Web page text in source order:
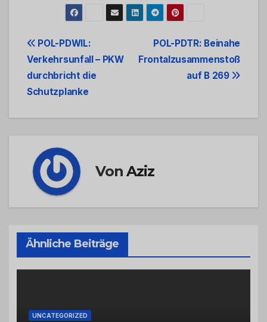
Beitrags-
Navigation
POL-PDTR: Beinahe
Frontalzusammenstoß
auf B 269
POL-PDWIL:
Verkehrsunfall – PKW
durchbricht die
Schutzplanke
VonAziz
Ähnliche Beiträge
UNCATEGORIZED